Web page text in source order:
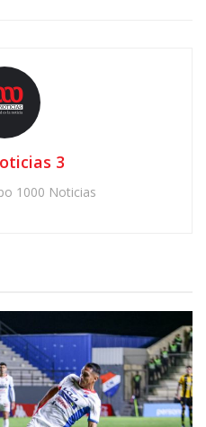
3
1000 Noticias